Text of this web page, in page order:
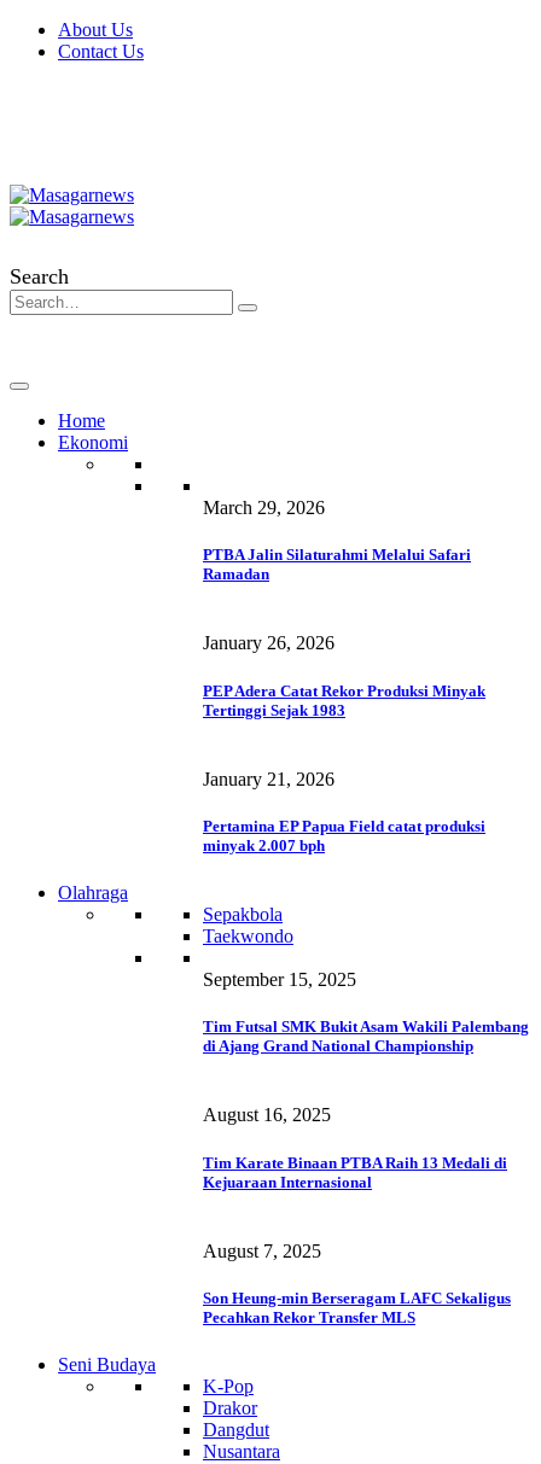
About Us
Contact Us
Search
Home
Ekonomi
March 29, 2026
PTBA Jalin Silaturahmi Melalui Safari
Ramadan
January 26, 2026
PEP Adera Catat Rekor Produksi Minyak
Tertinggi Sejak 1983
January 21, 2026
Pertamina EP Papua Field catat produksi
minyak 2.007 bph
Olahraga
Sepakbola
Taekwondo
September 15, 2025
Tim Futsal SMK Bukit Asam Wakili Palembang
di Ajang Grand National Championship
August 16, 2025
Tim Karate Binaan PTBA Raih 13 Medali di
Kejuaraan Internasional
August 7, 2025
Son Heung-min Berseragam LAFC Sekaligus
Pecahkan Rekor Transfer MLS
Seni Budaya
K-Pop
Drakor
Dangdut
Nusantara